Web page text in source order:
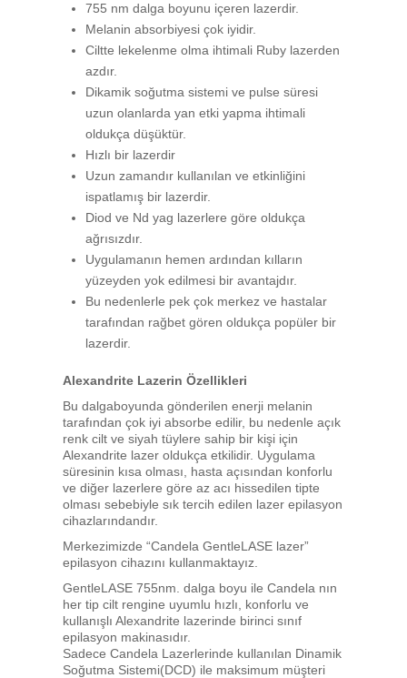
755 nm dalga boyunu içeren lazerdir.
Melanin absorbiyesi çok iyidir.
Ciltte lekelenme olma ihtimali Ruby lazerden
azdır.
Dikamik soğutma sistemi ve pulse süresi
uzun olanlarda yan etki yapma ihtimali
oldukça düşüktür.
Hızlı bir lazerdir
Uzun zamandır kullanılan ve etkinliğini
ispatlamış bir lazerdir.
Diod ve Nd yag lazerlere göre oldukça
ağrısızdır.
Uygulamanın hemen ardından kılların
yüzeyden yok edilmesi bir avantajdır.
Bu nedenlerle pek çok merkez ve hastalar
tarafından rağbet gören oldukça popüler bir
lazerdir.
Alexandrite Lazerin Özellikleri
Bu dalgaboyunda gönderilen enerji melanin
tarafından çok iyi absorbe edilir, bu nedenle açık
renk cilt ve siyah tüylere sahip bir kişi için
Alexandrite lazer oldukça etkilidir. Uygulama
süresinin kısa olması, hasta açısından konforlu
ve diğer lazerlere göre az acı hissedilen tipte
olması sebebiyle sık tercih edilen lazer epilasyon
cihazlarındandır.
Merkezimizde “Candela GentleLASE lazer”
epilasyon cihazını kullanmaktayız.
GentleLASE 755nm. dalga boyu ile Candela nın
her tip cilt rengine uyumlu hızlı, konforlu ve
kullanışlı Alexandrite lazerinde birinci sınıf
epilasyon makinasıdır.
Sadece Candela Lazerlerinde kullanılan Dinamik
Soğutma Sistemi(DCD) ile maksimum müşteri